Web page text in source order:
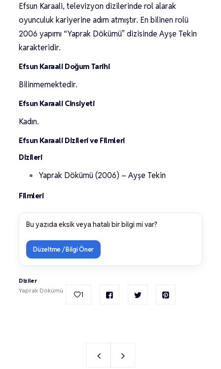
Efsun Karaali, televizyon dizilerinde rol alarak
oyunculuk kariyerine adım atmıştır. En bilinen rolü
2006 yapımı “Yaprak Dökümü” dizisinde Ayşe Tekin
karakteridir.
Efsun Karaali Doğum Tarihi
Bilinmemektedir.
Efsun Karaali Cinsiyeti
Kadın.
Efsun Karaali Dizileri ve Filmleri
Dizileri
Yaprak Dökümü (2006) – Ayşe Tekin
Filmleri
Bu yazıda eksik veya hatalı bir bilgi mi var?
Düzeltme / Bilgi Öner
Diziler
Yaprak Dökümü
1